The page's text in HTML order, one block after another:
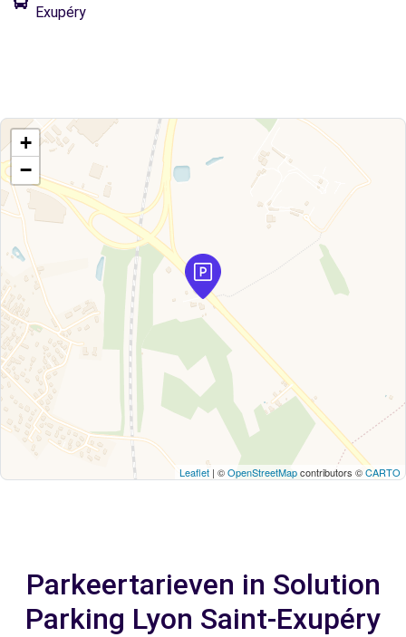
Exupéry
+
−
Leaflet | ©OpenStreetMapcontributors ©CARTO
Parkeertarieven in Solution
Parking Lyon Saint-Exupéry